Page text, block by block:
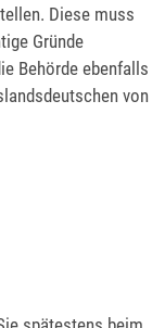
Diese muss
Gründe
Behörde ebenfalls
von